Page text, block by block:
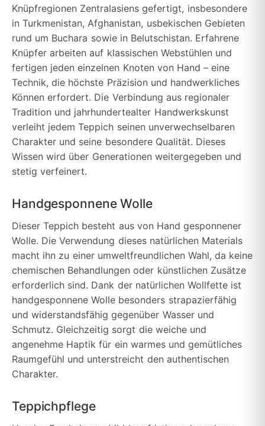
Knüpfregionen Zentralasiens gefertigt, insbesondere
in Turkmenistan, Afghanistan, usbekischen Gebieten
rund um Buchara sowie in Belutschistan. Erfahrene
Knüpfer arbeiten auf klassischen Webstühlen und
fertigen jeden einzelnen Knoten von Hand – eine
Technik, die höchste Präzision und handwerkliches
Können erfordert. Die Verbindung aus regionaler
Tradition und jahrhundertealter Handwerkskunst
verleiht jedem Teppich seinen unverwechselbaren
Charakter und seine besondere Qualität. Dieses
Wissen wird über Generationen weitergegeben und
stetig verfeinert.
Handgesponnene Wolle
Dieser Teppich besteht aus von Hand gesponnener
Wolle. Die Verwendung dieses natürlichen Materials
macht ihn zu einer umweltfreundlichen Wahl, da keine
chemischen Behandlungen oder künstlichen Zusätze
erforderlich sind. Dank der natürlichen Wollfette ist
handgesponnene Wolle besonders strapazierfähig
und widerstandsfähig gegenüber Wasser und
Schmutz. Gleichzeitig sorgt die weiche und
angenehme Haptik für ein warmes und gemütliches
Raumgefühl und unterstreicht den authentischen
Charakter.
Teppichpflege